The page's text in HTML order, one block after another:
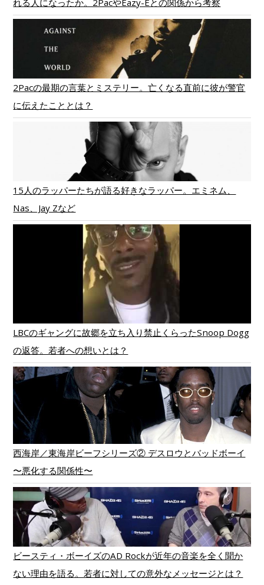
れる人になったか。2PacやEazy-Eとの関係から考察
2Pacの最期の言葉とミステリー。亡くなる直前に彼が警官
に伝えたこととは？
15人のラッパーたちが語る好きなラッパー。エミネム、
Nas、Jay Zなど
LBCのギャングに故郷を立ち入り禁止くらったSnoop Dogg
の返答。若者への想いとは？
西海岸／東海岸ビーフシリーズ② デスロウとバッドボーイ
〜悪化する関係性〜
ビースティ・ボーイズのAD Rockが近年の音楽を全く聞か
ない理由を語る。若者に対しての意外なメッセージとは？